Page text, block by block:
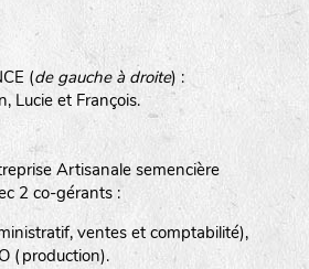
(de gauche à droite) :
Lucie et François.
Artisanale semencière
2 co-gérants :
ventes et comptabilité),
(production).